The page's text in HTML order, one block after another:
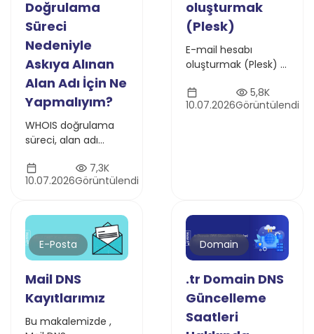
Doğrulama
Süreci
Nedeniyle
Askıya Alınan
Alan Adı İçin Ne
Yapmalıyım?
WHOIS doğrulama
süreci, alan adı
durumları ve askının
kaldırılması için adım
Domain ile alan adı
doğrulamanızı nasıl
yapabileceğinizi
öğrenin.
10.07.2026
7,3K
Görüntülendi
oluşturmak
(Plesk)
E-mail hesabı
oluşturmak (Plesk) /
E-mail Hesabı
Oluşturulur?
10.07.2026
5,8K
Görüntülendi
E-Posta
Mail DNS
Kayıtlarımız
Bu makalemizde ,
Domain
.tr Domain DNS
Güncelleme
Saatleri